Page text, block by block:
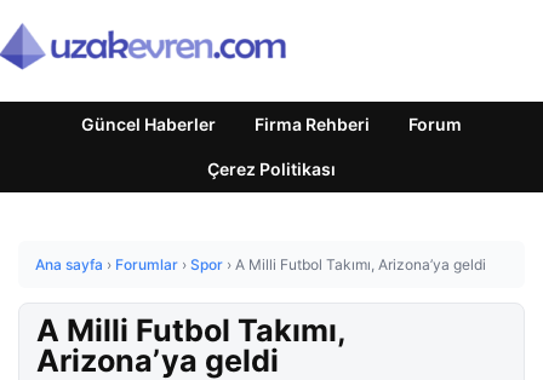
Güncel Haberler Firma Rehberi Forum
Çerez Politikası
Ana sayfa › Forumlar › Spor › A Milli Futbol Takımı, Arizona’ya geldi
A Milli Futbol Takımı,
Arizona’ya geldi